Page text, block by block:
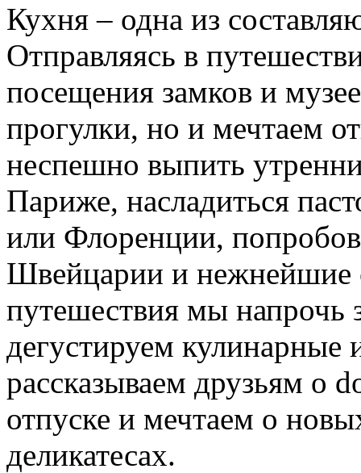
Кухня – одна из
Отправляясь в
посещения замков и
прогулки, но и мечтаем
неспешно выпить
Париже, насладиться
или Флоренции,
Швейцарии и
путешествия мы напрочь
дегустируем
рассказываем друзьям о
отпуске и мечтаем о
деликатесах.